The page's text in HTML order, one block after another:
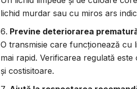
lichid murdar sau cu miros ars
Previne deteriorarea
O transmisie care funcționează cu
mai rapid. Verificarea regulată
și costisitoare.